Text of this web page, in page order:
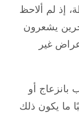
إذ لم ألاحظ
يشعرون
غير
بانزعاج أو
ما يكون ذلك